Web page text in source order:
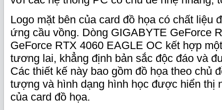
Logo mặt bên của card đồ họa có chất liệu
ứng cầu vồng. Dòng GIGABYTE GeForce
GeForce RTX 4060 EAGLE OC kết hợp
tương lai, khẳng định bản sắc độc đáo và
Các thiết kế này bao gồm đồ họa theo chủ
tượng và hình dạng hình học được hiển thị
của card đồ họa.